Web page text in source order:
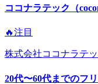
ココナラテック（
🔥注目
株式会社ココナラテ
20代〜60代までのフ